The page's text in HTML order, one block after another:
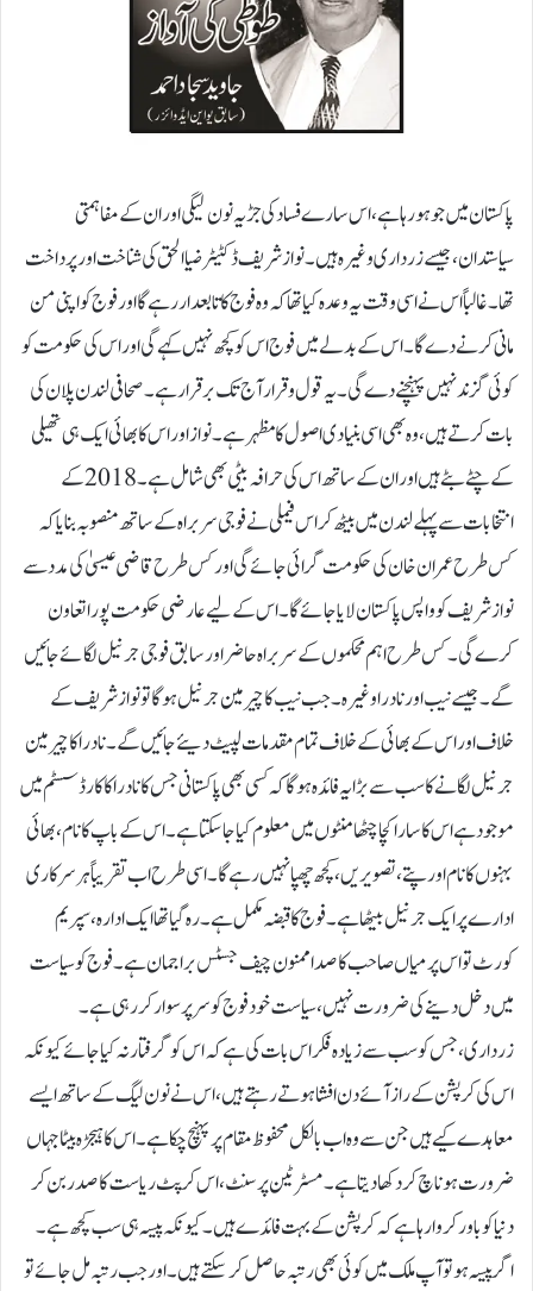
پاکستان میں جو ہو رہا ہے، اس سارے فساد کی جڑ یہ نون لیگی اور ان کے مفاہمتی
سیاستدان، جیسے زرداری وغیرہ ہیں۔ نواز شریف ڈکٹیٹر ضیاالحق کی شناخت اور پرداخت
تھا۔ غالباً اس نے اسی وقت یہ وعدہ کیا تھا کہ وہ فوج کا تابعدار رہے گا اور فوج کو اپنی من
مانی کرنے دے گا۔اس کے بدلے میں فوج اس کو کچھ نہیں کہے گی اور اس کی حکومت کو
کوئی گزند نہیں پہنچنے دے گی۔یہ قول وقرار آج تک برقرار ہے۔صحافی لندن پلان کی
بات کرتے ہیں، وہ بھی اسی بنیادی اصول کا مظہر ہے۔نواز اور اس کا بھائی ایک ہی تھیلی
کے چٹے بٹے ہیں اور ان کے ساتھ اس کی حرافہ بیٹی بھی شامل ہے۔2018 کے
انتخابات سے پہلے لندن میں بیٹھ کر اس فیملی نے فوجی سر براہ کے ساتھ منصوبہ بنایا کہ
کس طرح عمران خان کی حکومت گرائی جائے گی اور کس طرح قاضی عیسیٰ کی مدد سے
نواز شریف کو واپس پاکستان لایا جائے گا۔اس کے لیے عارضی حکومت پورا تعاون
کرے گی۔ کس طرح اہم محکموں کے سر براہ حاضر اور سابق فوجی جرنیل لگائے جائیں
گے ۔ جیسے نیب اور نادرا وغیرہ۔ جب نیب کا چیرمین جرنیل ہو گا تو نواز شریف کے
خلاف اور اس کے بھائی کے خلاف تمام مقدمات لپیٹ دیئے جائیں گے۔نادرا کا چیرمین
جرنیل لگانے کا سب سے بڑا یہ فائدہ ہو گا کہ کسی بھی پاکستانی جس کا نادرا کا کارڈ سسٹم میں
موجود ہے اس کا سارا کچا چٹھا منٹوں میں معلوم کیا جا سکتا ہے۔ اس کے باپ کا نام ، بھائی
بہنوں کا نام اور پتے، تصویریں ، کچھ چھپا نہیں رہے گا۔اسی طرح اب تقریباً ہر سرکاری
ادارے پر ایک جرنیل بیٹھا ہے۔ فوج کا قبضہ مکمل ہے۔رہ گیا تھا ایک ادارہ، سپریم
کورٹ تو اس پر میاں صاحب کا صدا ممنون چیف جسٹس براجمان ہے۔فوج کو سیاست
میں دخل دینے کی ضرورت نہیں، سیاست خود فوج کو سر پر سوار کر رہی ہے۔
زرداری ، جس کو سب سے زیادہ فکر اس بات کی ہے کہ اس کو گرفتار نہ کیا جائے کیونکہ
اس کی کرپشن کے راز آئے دن افشا ہوتے رہتے ہیں، اس نے نون لیگ کے ساتھ ایسے
معاہدے کیے ہیں جن سے وہ اب بالکل محفوظ مقام پر پہنچ چکا ہے۔ اس کا ہیجڑہ بیٹا جہاں
ضرورت ہو ناچ کر دکھا دیتا ہے۔مسٹرٹین پرسنٹ، اس کرپٹ ریاست کا صدر بن کر
دنیا کو باور کروا رہا ہے کہ کرپشن کے بہت فائدے ہیں۔ کیونکہ پیسہ ہی سب کچھ ہے۔
اگر پیسہ ہو تو آپ ملک میں کوئی بھی رتبہ حاصل کر سکتے ہیں۔ او رجب رتبہ مل جائے تو